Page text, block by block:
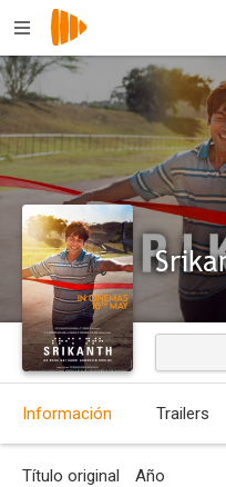
Información Trailers
Título original Año